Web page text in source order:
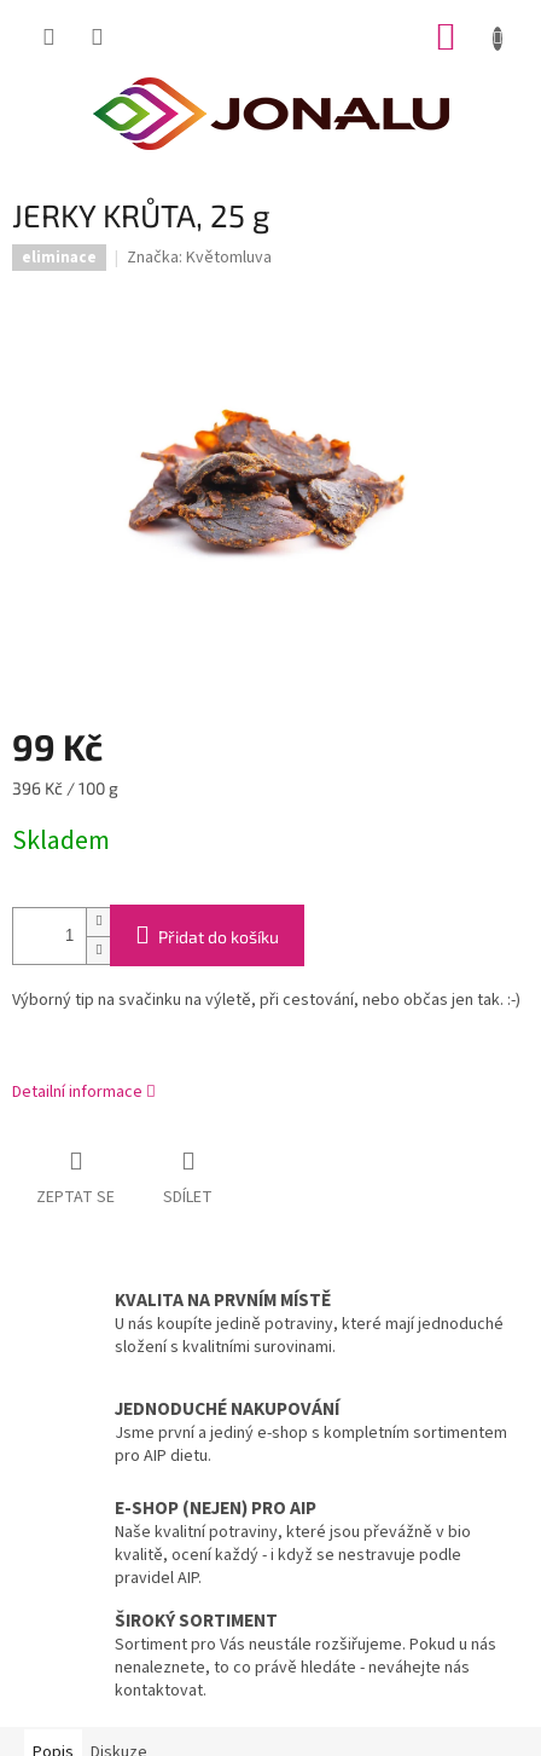
JERKY KRŮTA, 25 g
eliminace Značka: Květomluva
99 Kč
Měrná
396 Kč / 100 g
Skladem
Přidat do košíku
Výborný tip na svačinku na výletě, při cestování, nebo občas jen tak. :-)
Detailní informace
ZEPTAT SE SDÍLET
KVALITA NA PRVNÍM MÍSTĚ
U nás koupíte jedině potraviny, které mají jednoduché
složení s kvalitními surovinami.
JEDNODUCHÉ NAKUPOVÁNÍ
Jsme první a jediný e-shop s kompletním sortimentem
pro AIP dietu.
E-SHOP (NEJEN) PRO AIP
Naše kvalitní potraviny, které jsou převážně v bio
kvalitě, ocení každý - i když se nestravuje podle
pravidel AIP.
ŠIROKÝ SORTIMENT
Sortiment pro Vás neustále rozšiřujeme. Pokud u nás
nenaleznete, to co právě hledáte - neváhejte nás
kontaktovat.